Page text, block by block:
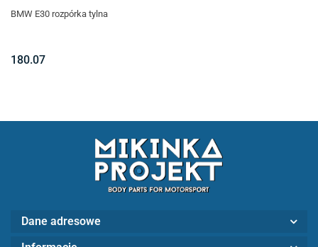
BMW E30 rozpórka tylna
180.07
Dane adresowe